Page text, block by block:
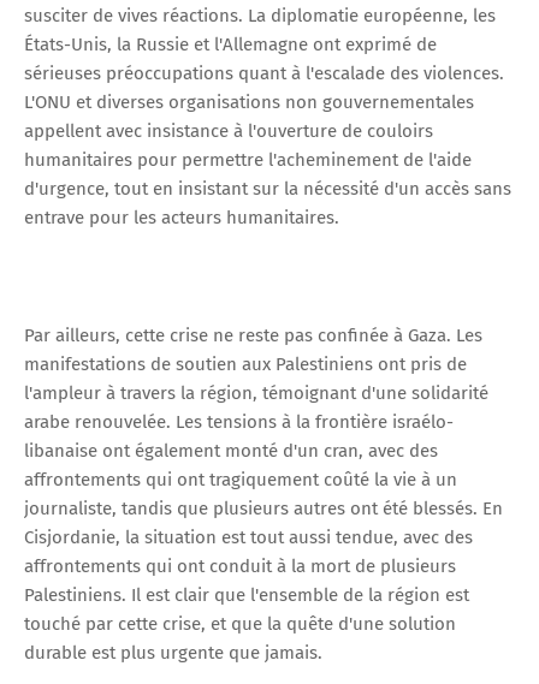
susciter de vives réactions. La diplomatie européenne, les
États-Unis, la Russie et l'Allemagne ont exprimé de
sérieuses préoccupations quant à l'escalade des violences.
L'ONU et diverses organisations non gouvernementales
appellent avec insistance à l'ouverture de couloirs
humanitaires pour permettre l'acheminement de l'aide
d'urgence, tout en insistant sur la nécessité d'un accès sans
entrave pour les acteurs humanitaires.
Par ailleurs, cette crise ne reste pas confinée à Gaza. Les
manifestations de soutien aux Palestiniens ont pris de
l'ampleur à travers la région, témoignant d'une solidarité
arabe renouvelée. Les tensions à la frontière israélo-
libanaise ont également monté d'un cran, avec des
affrontements qui ont tragiquement coûté la vie à un
journaliste, tandis que plusieurs autres ont été blessés. En
Cisjordanie, la situation est tout aussi tendue, avec des
affrontements qui ont conduit à la mort de plusieurs
Palestiniens. Il est clair que l'ensemble de la région est
touché par cette crise, et que la quête d'une solution
durable est plus urgente que jamais.